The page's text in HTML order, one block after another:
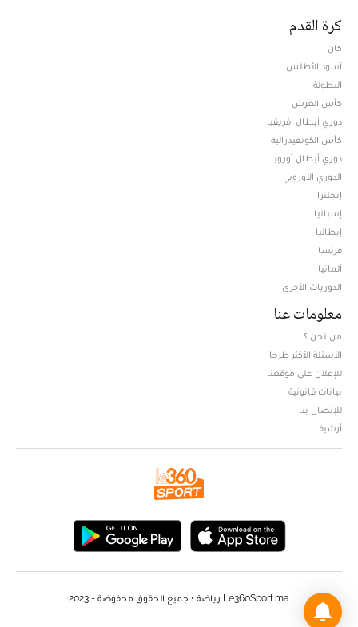
كرة القدم
كان
أسود الأطلس
البطولة
كأس العرش
دوري أبطال افريقيا
كأس الكونفيدرالية
دوري أبطال أوروبا
الدوري الأوروبي
إنجلترا
إسبانيا
إيطاليا
فرنسا
ألمانيا
الدوريات الأخرى
معلومات عنا
من نحن ؟
الأسئلة الأكثر طرحا
للإعلان على موقعنا
بيانات قانونية
للإتصال بنا
أرشيف
Le360Sport.ma رياضة • جميع الحقوق محفوضة - 2023